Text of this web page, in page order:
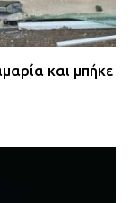
και μπήκε